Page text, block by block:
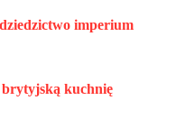
imperium
kuchnię